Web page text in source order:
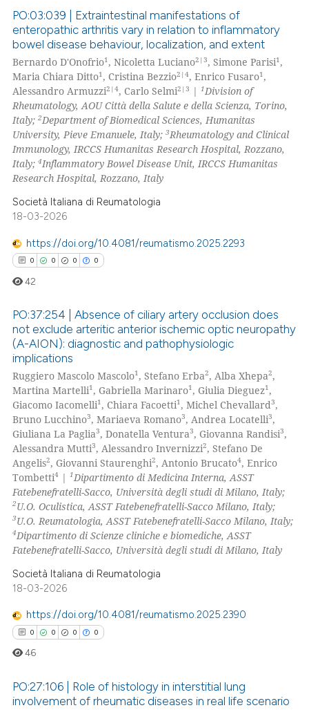
cited by providing the
of the citation, a
describing whether
mentions, or contrasts
claim, and a label
in which section the
was made.
Citing Publications
Supporting
Mentioning
Contrasting
how this article has been
atscite.ai
been cited by providing the
of the citation, a
describing whether
claim, and a label
in which section the
was made.
PO:03:039 | Extraintestinal manifestations of
enteropathic arthritis vary in relation to inflammatory
bowel disease behaviour, localization, and extent
Bernardo D'Onofrio1 , Nicoletta Luciano2|3, Simone Parisi1 ,
Maria Chiara Ditto1 , Cristina Bezzio2|4, Enrico Fusaro1 ,
Alessandro Armuzzi2|4, Carlo Selmi2|3 |1 Division of
Rheumatology, AOU Città della Salute e della Scienza, Torino,
Italy;2Department of Biomedical Sciences, Humanitas
University, Pieve Emanuele, Italy;3Rheumatology and Clinical
Immunology, IRCCS Humanitas Research Hospital, Rozzano,
Italy;4Inflammatory Bowel Disease Unit, IRCCS Humanitas
Research Hospital, Rozzano, Italy
Società Italiana di Reumatologia
18-03-2026
https://doi.org/10.4081/reumatismo.2025.2293
0 0 0 0
Citing Publications
Supporting
Mentioning
Contrasting
how this article has been
atscite.ai
shows how a scientific paper
been cited by providing the
describing whether
claim, and a label
in which section the
was made.
42
PO:37:254 | Absence of ciliary artery occlusion does
not exclude arteritic anterior ischemic optic neuropathy
(A-AION): diagnostic and pathophysiologic
implications
Ruggiero Mascolo Mascolo1, Stefano Erba2, Alba Xhepa2,
Martina Martelli1, Gabriella Marinaro1, Giulia Dieguez1,
Giacomo Iacomelli1, Chiara Facoetti1, Michel Chevallard3,
Bruno Lucchino3, Mariaeva Romano3, Andrea Locatelli3,
Giuliana La Paglia3, Donatella Ventura3, Giovanna Randisi3,
Alessandra Mutti3, Alessandro Invernizzi2, Stefano De
Angelis2, Giovanni Staurenghi2, Antonio Brucato4, Enrico
Tombetti4 |1 Dipartimento di Medicina Interna, ASST
Fatebenefratelli-Sacco, Università degli studi di Milano, Italy;
2U.O. Oculistica, ASST Fatebenefratelli-Sacco Milano, Italy;
3U.O. Reumatologia, ASST Fatebenefratelli-Sacco Milano, Italy;
4Dipartimento di Scienze cliniche e biomediche, ASST
Fatebenefratelli-Sacco, Università degli studi di Milano, Italy
Società Italiana di Reumatologia
18-03-2026
https://doi.org/10.4081/reumatismo.2025.2390
0 0 0 0
46
PO:27:106 | Role of histology in interstitial lung
involvement of rheumatic diseases in real life scenario